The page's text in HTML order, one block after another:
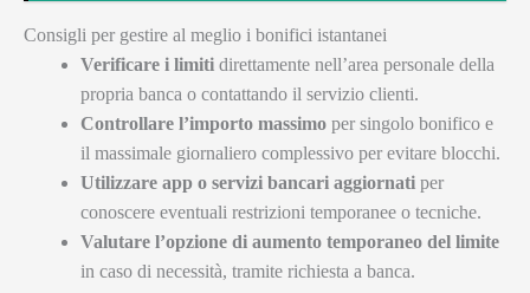
Consigli per gestire al meglio i bonifici istantanei
Verificare i limiti direttamente nell’area personale della
propria banca o contattando il servizio clienti.
Controllare l’importo massimo per singolo bonifico e
il massimale giornaliero complessivo per evitare blocchi.
Utilizzare app o servizi bancari aggiornati per
conoscere eventuali restrizioni temporanee o tecniche.
Valutare l’opzione di aumento temporaneo del limite
in caso di necessità, tramite richiesta a banca.